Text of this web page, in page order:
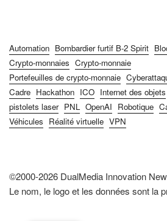
Automation Bombardier furtif B-2 Spirit
Crypto-monnaies Crypto-monnaie
Portefeuilles de crypto-monnaie
Cadre Hackathon ICO Internet des objets
pistolets laser PNL OpenAI Robotique
Véhicules Réalité virtuelle VPN
©2000-2026 DualMedia Innovation
Le nom, le logo et les données sont la